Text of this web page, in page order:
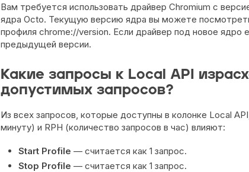
Вам требуется использовать драйвер Chromium с
ядра Octo. Текущую версию ядра вы можете
профиля chrome://version. Если драйвер под новое ядро
предыдущей версии.
Какие запросы к Local API
допустимых запросов?
Из всех запросов, которые доступны в колонке Local
минуту) и RPH (количество запросов в час) влияют:
Start Profile — считается как 1 запрос.
Stop Profile — считается как 1 запрос.